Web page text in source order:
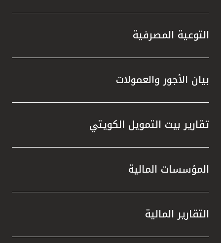
التوعية المصرفية
بيان الأجور والعمولات
تقارير بيت التمويل الكويتي
المؤسسات المالية
التقارير المالية